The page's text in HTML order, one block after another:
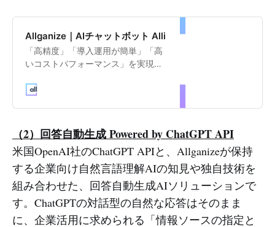
Allganize｜AIチャットボット Alli
「高精度」「導入運用が簡単」「高
いコストパフォーマンス」を実現し
企業に利用されています。難しい設
す。ドキュメント検索、FAQ自動生
成、有人チャット機能など、豊富な
機能で社内の問い合わせ対応、顧客
対応にも対応できます。
（2）回答自動生成 Powered by ChatGPT API
米国OpenAI社のChatGPT APIと、Allganizeが保持
する企業向け自然言語理解AIの知見や独自技術を
組み合わせた、回答自動生成AIソリューションで
す。ChatGPTの対話型の自然な応答はそのまま
に、企業活用に求められる「情報ソースの指定と